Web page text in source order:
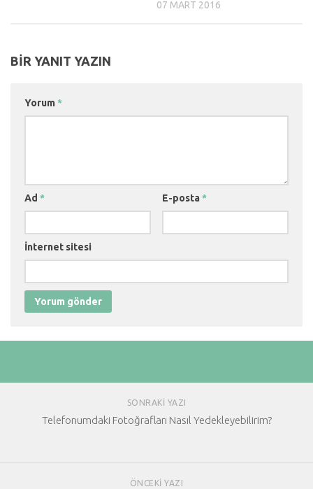
07 MART 2016
BIR YANIT YAZIN
Yorum *
Ad * E-posta *
İnternet sitesi
SONRAKI YAZI
Telefonumdaki Fotoğrafları Nasıl Yedekleyebilirim?
ÖNCEKI YAZI